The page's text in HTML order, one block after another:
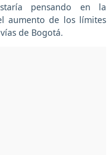
pensando en la
aumento de los límites
de Bogotá.